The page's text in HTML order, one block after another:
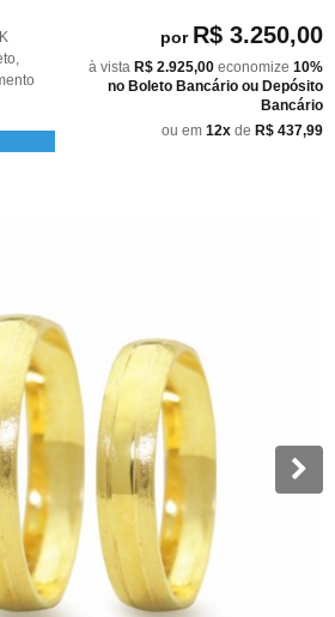
por R$ 3.250,00
à vista R$ 2.925,00 economize 10%
no Boleto Bancário ou Depósito
Bancário
ou em 12x de R$ 437,99